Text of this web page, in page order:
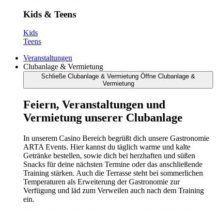
Kids & Teens
Kids
Teens
Veranstaltungen
Clubanlage & Vermietung
Schließe Clubanlage & Vermietung Öffne Clubanlage &
Vermietung
Feiern, Veranstaltungen und
Vermietung unserer Clubanlage
In unserem Casino Bereich begrüßt dich unsere Gastronomie
ARTA Events. Hier kannst du täglich warme und kalte
Getränke bestellen, sowie dich bei herzhaften und süßen
Snacks für deine nächsten Termine oder das anschließende
Training stärken. Auch die Terrasse steht bei sommerlichen
Temperaturen als Erweiterung der Gastronomie zur
Verfügung und läd zum Verweilen auch nach dem Training
ein.